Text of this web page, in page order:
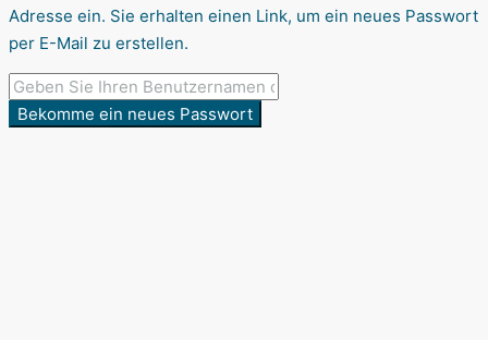
Adresse ein. Sie erhalten einen Link, um ein neues Passwort
per E-Mail zu erstellen.
Bekomme ein neues Passwort